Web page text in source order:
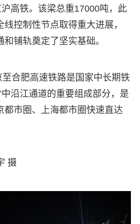
沪高铁。该梁总重17000吨，此
控制性节点取得重大进展，
铺轨奠定了坚实基础。
合肥高速铁路是国家中长期铁
中沿江通道的重要组成部分，是
都市圈、上海都市圈快速直达
摄